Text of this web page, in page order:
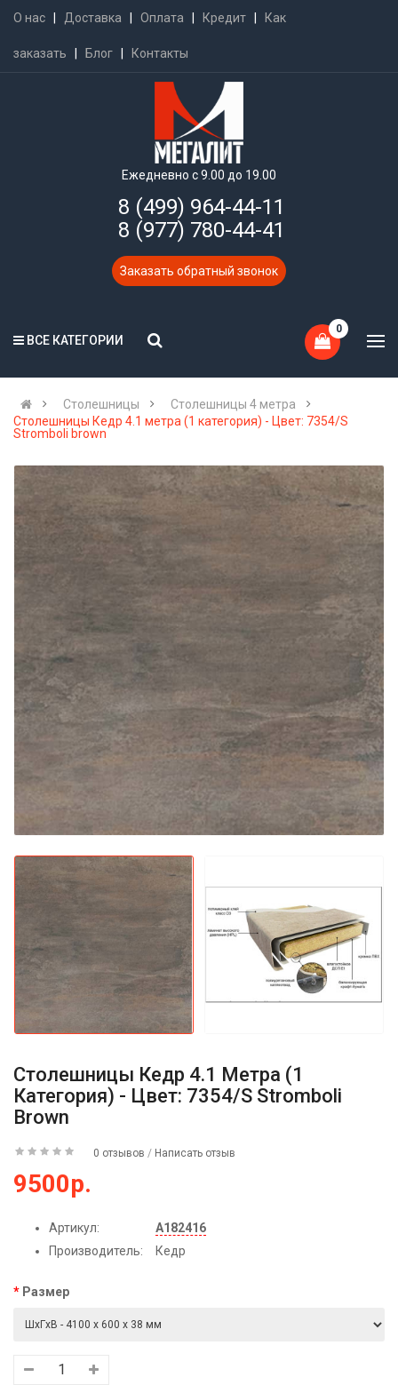
О нас Доставка Оплата Кредит Как
заказать Блог Контакты
Ежедневно с 9.00 до 19.00
8 (499) 964-44-11
8 (977) 780-44-41
Заказать обратный звонок
ВСЕ КАТЕГОРИИ
0
Столешницы
Столешницы 4 метра
Столешницы Кедр 4.1 метра (1 категория) - Цвет: 7354/S
Stromboli brown
Столешницы Кедр 4.1 Метра (1
Категория) - Цвет: 7354/S Stromboli
Brown
0 отзывов / Написать отзыв
9500р.
Артикул:
А182416
Производитель:
Кедр
Размер